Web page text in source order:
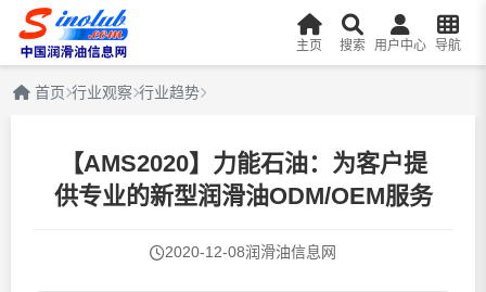
主页 搜索 用户中心 导航
首页 行业观察 行业趋势
【AMS2020】力能石油：为客户提
供专业的新型润滑油ODM/OEM服务
2020-12-08润滑油信息网